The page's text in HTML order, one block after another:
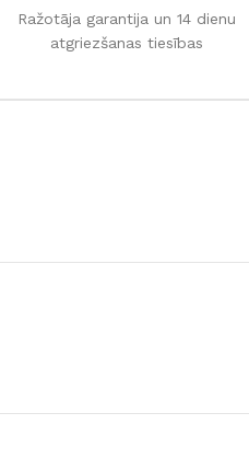
Ražotāja garantija un 14 dienu
atgriezšanas tiesības